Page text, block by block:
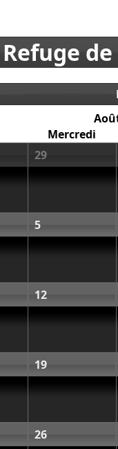
Refuge
Mercredi
29
5
12
19
26